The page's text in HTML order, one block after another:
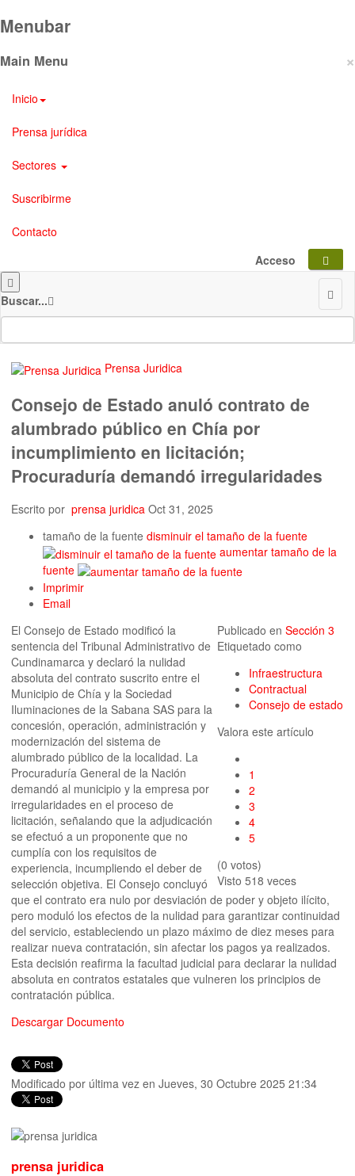
Menubar
×
Main Menu
Inicio
Prensa jurídica
Sectores
Suscribirme
Contacto
Acceso
Buscar...
Prensa Juridica
Consejo de Estado anuló contrato de
alumbrado público en Chía por
incumplimiento en licitación;
Procuraduría demandó irregularidades
Escrito por prensa juridica Oct 31, 2025
tamaño de la fuente disminuir el tamaño de la fuente
aumentar tamaño de la
fuente
Imprimir
Email
Publicado en Sección 3
Etiquetado como
Infraestructura
Contractual
Consejo de estado
Valora este artículo
1
2
3
4
5
(0 votos)
Visto 518 veces
El Consejo de Estado modificó la
sentencia del Tribunal Administrativo de
Cundinamarca y declaró la nulidad
absoluta del contrato suscrito entre el
Municipio de Chía y la Sociedad
Iluminaciones de la Sabana SAS para la
concesión, operación, administración y
modernización del sistema de
alumbrado público de la localidad. La
Procuraduría General de la Nación
demandó al municipio y la empresa por
irregularidades en el proceso de
licitación, señalando que la adjudicación
se efectuó a un proponente que no
cumplía con los requisitos de
experiencia, incumpliendo el deber de
selección objetiva. El Consejo concluyó
que el contrato era nulo por desviación de poder y objeto ilícito,
pero moduló los efectos de la nulidad para garantizar continuidad
del servicio, estableciendo un plazo máximo de diez meses para
realizar nueva contratación, sin afectar los pagos ya realizados.
Esta decisión reafirma la facultad judicial para declarar la nulidad
absoluta en contratos estatales que vulneren los principios de
contratación pública.
Descargar Documento
Modificado por última vez en Jueves, 30 Octubre 2025 21:34
prensa juridica